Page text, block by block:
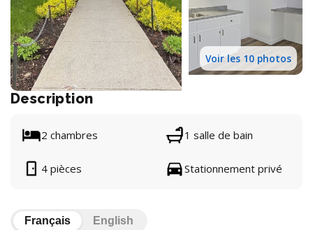
Voir les 10 photos
Description
2 chambres 1 salle de bain
4 pièces Stationnement privé
Français English